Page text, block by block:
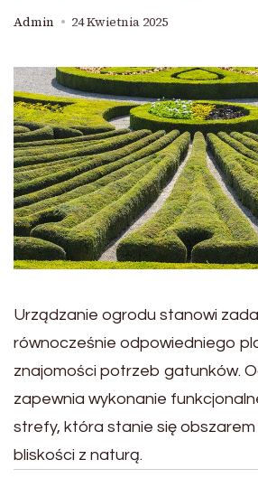
Admin 24 Kwietnia 2025
Urządzanie ogrodu stanowi
równocześnie odpowiedniego
znajomości potrzeb gatunków.
zapewnia wykonanie
strefy, która stanie się
bliskości z naturą.